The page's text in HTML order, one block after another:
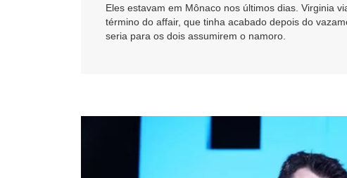
Eles estavam em Mônaco nos últimos dias. Virginia
término do affair, que tinha acabado depois do
seria para os dois assumirem o namoro.